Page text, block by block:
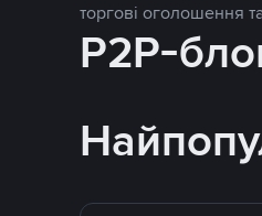
торгові оголошення
P2P-